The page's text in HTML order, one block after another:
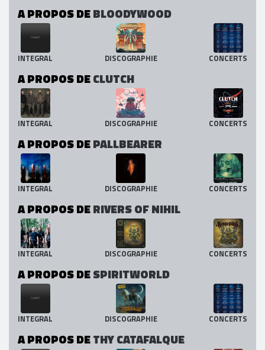
A PROPOS DEBLOODYWOOD
INTEGRAL DISCOGRAPHIE CONCERTS
A PROPOS DECLUTCH
INTEGRAL DISCOGRAPHIE CONCERTS
A PROPOS DEPALLBEARER
INTEGRAL DISCOGRAPHIE CONCERTS
A PROPOS DERIVERS OF NIHIL
INTEGRAL DISCOGRAPHIE CONCERTS
A PROPOS DESPIRITWORLD
INTEGRAL DISCOGRAPHIE CONCERTS
A PROPOS DETHY CATAFALQUE